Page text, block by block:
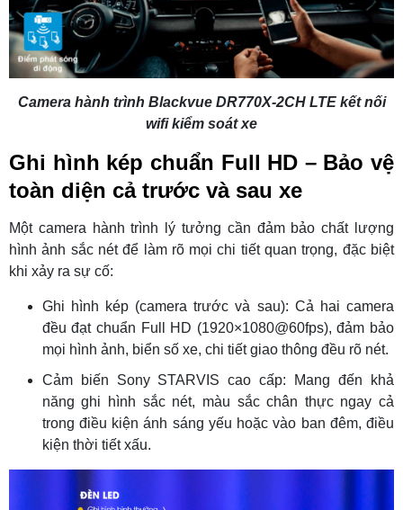
Camera hành trình Blackvue DR770X-2CH LTE kết nối
wifi kiểm soát xe
Ghi hình kép chuẩn Full HD – Bảo vệ
toàn diện cả trước và sau xe
Một camera hành trình lý tưởng cần đảm bảo chất lượng
hình ảnh sắc nét để làm rõ mọi chi tiết quan trọng, đặc biệt
khi xảy ra sự cố:
Ghi hình kép (camera trước và sau): Cả hai camera
đều đạt chuẩn Full HD (1920×1080@60fps), đảm bảo
mọi hình ảnh, biển số xe, chi tiết giao thông đều rõ nét.
Cảm biến Sony STARVIS cao cấp: Mang đến khả
năng ghi hình sắc nét, màu sắc chân thực ngay cả
trong điều kiện ánh sáng yếu hoặc vào ban đêm, điều
kiện thời tiết xấu.